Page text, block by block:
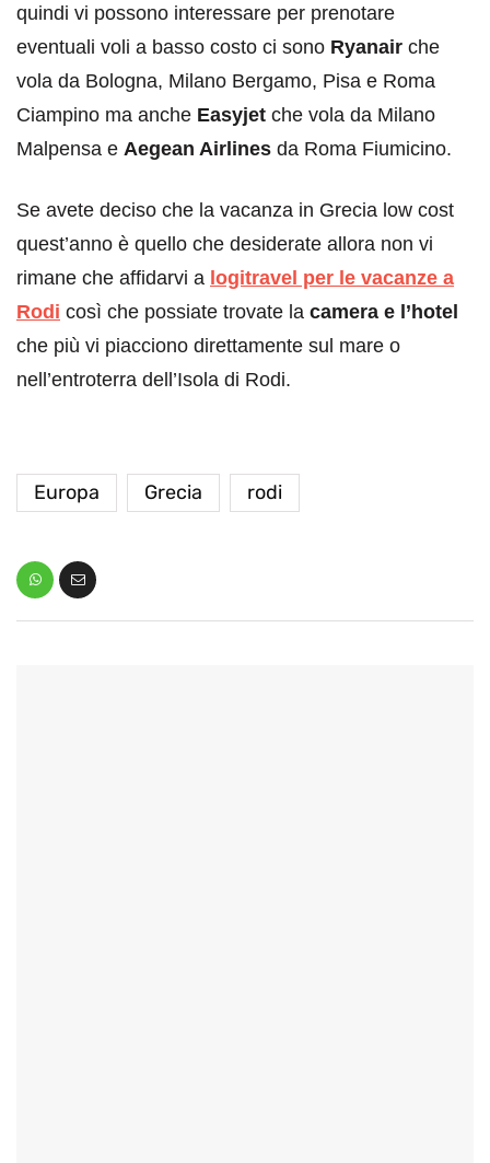
quindi vi possono interessare per prenotare
eventuali voli a basso costo ci sono Ryanair che
vola da Bologna, Milano Bergamo, Pisa e Roma
Ciampino ma anche Easyjet che vola da Milano
Malpensa e Aegean Airlines da Roma Fiumicino.
Se avete deciso che la vacanza in Grecia low cost
quest’anno è quello che desiderate allora non vi
rimane che affidarvi a logitravel per le vacanze a
Rodi così che possiate trovate la camera e l’hotel
che più vi piacciono direttamente sul mare o
nell’entroterra dell’Isola di Rodi.
Europa Grecia rodi